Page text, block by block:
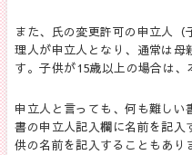
また、氏の変更許可の申立人（
理人が申立人となり、通常は母
す。子供が15歳以上の場合は、
申立人と言っても、何も難し
書の申立人記入欄に名前を記
供の名前を記入することもあり